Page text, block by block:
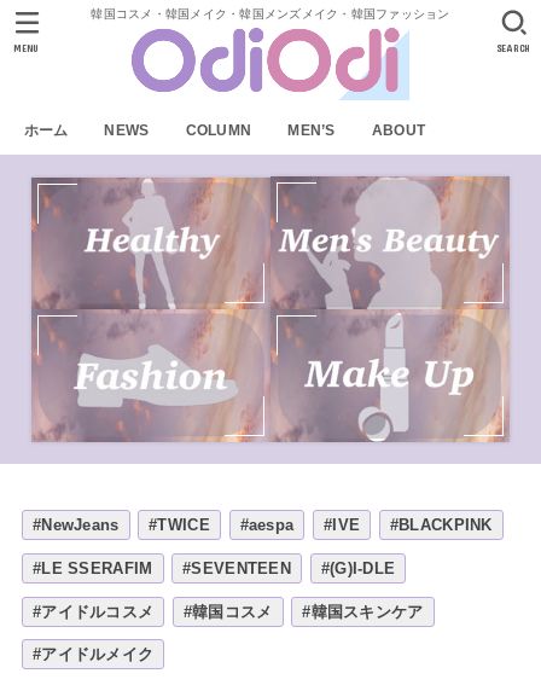
韓国コスメ・韓国メイク・韓国メンズメイク・韓国ファッション
ホーム NEWS COLUMN MEN’S ABOUT
SEARCH
MENU
#NewJeans #TWICE #aespa #IVE #BLACKPINK
#LE SSERAFIM #SEVENTEEN #(G)I-DLE
#アイドルコスメ #韓国コスメ #韓国スキンケア
#アイドルメイク